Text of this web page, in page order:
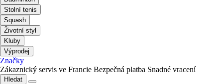
Stolní tenis
Squash
Životní styl
Kluby
Výprodej
Značky
Zákaznický servis ve Francie Bezpečná platba Snadné vracení
Hledat